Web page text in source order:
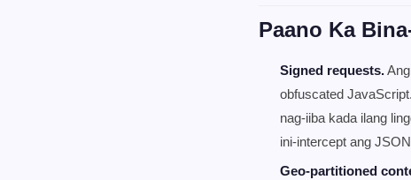
Paano Ka
Signed requests.
obfuscated
nag-iiba kada ilang
ini-intercept ang
Geo-partitioned